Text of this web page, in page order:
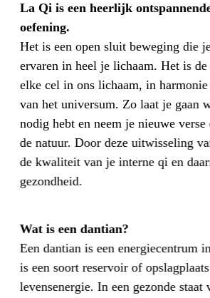
La Qi is een heerlijk
oefening.
Het is een open sluit beweging die
ervaren in heel je lichaam. Het is
elke cel in ons lichaam, in
van het universum. Zo laat je gaan
nodig hebt en neem je nieuwe
de natuur. Door deze uitwisseling
de kwaliteit van je interne qi en
gezondheid.
Wat is een dantian?
Een dantian is een energiecentrum
is een soort reservoir of
levensenergie. In een gezonde staat